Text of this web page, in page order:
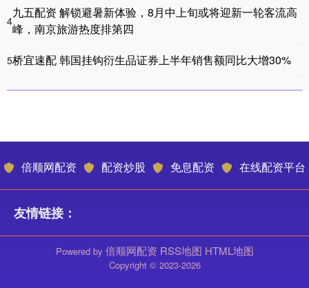
4
九五配资 解锁避暑新体验，8月中上旬或将迎新一轮客流高
峰，南京旅游热度排第四
5桥宜速配 韩国挂钩衍生品证券上半年销售额同比大增30%
倍顺网配资 配资炒股 免息配资 在线配资平台
友情链接：
Powered by 倍顺网配资 RSS地图 HTML地图
Copyright © 2023-2026